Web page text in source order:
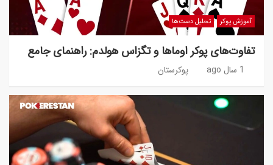
آموزش پوکر تحلیل دست‌ها
تفاوت‌های پوکر اوماها و تگزاس هولدم: راهنمای جامع
1 سال ago پوکرستان